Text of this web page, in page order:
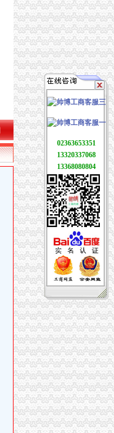
02363653351
13320337068
13368080804